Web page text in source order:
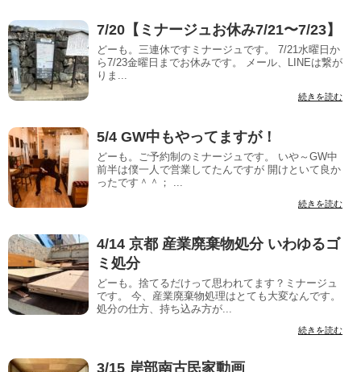
7/20【ミナージュお休み7/21〜7/23】
どーも。三連休ですミナージュです。 7/21水曜日か
ら7/23金曜日までお休みです。 メール、LINEは繋が
りま...
続きを読む
5/4 GW中もやってますが！
どーも。ご予約制のミナージュです。 いや～GW中
前半は僕一人で営業してたんですが 開けといて良か
ったです＾＾； ...
続きを読む
4/14 京都 産業廃棄物処分 いわゆるゴ
ミ処分
どーも。捨てるだけって思われてます？ミナージュ
です。 今、産業廃棄物処理はとても大変なんです。
処分の仕方、持ち込み方が...
続きを読む
3/15 岸部南古民家動画